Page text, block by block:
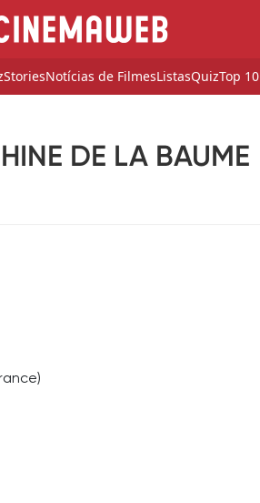
StoriesNotícias de FilmesListasQuizTop 10
DE LA BAUME